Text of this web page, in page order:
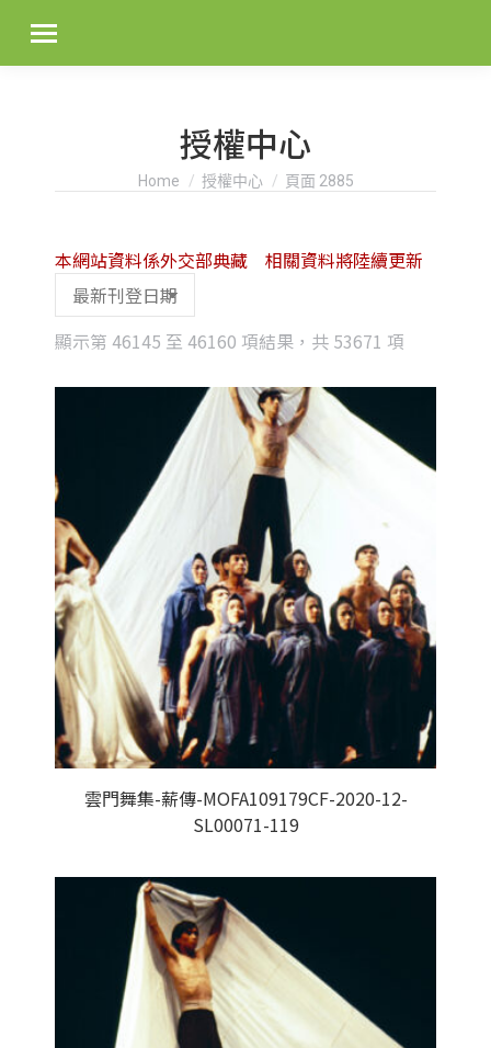
授權中心
You are here:
Home 授權中心 頁面 2885
顯示第 46145 至 46160 項結果，共 53671 項
latest
本網站資料係外交部典藏 相關資料將陸續更新
雲門舞集-薪傳-MOFA109179CF-2020-12-
SL00071-119